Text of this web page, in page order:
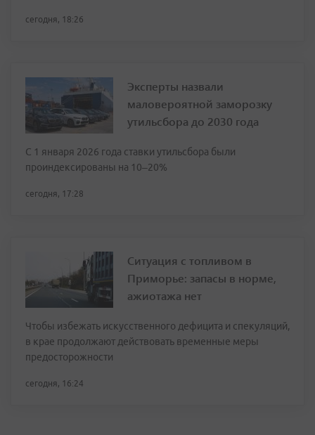
сегодня, 18:26
Эксперты назвали
маловероятной заморозку
утильсбора до 2030 года
С 1 января 2026 года ставки утильсбора были
проиндексированы на 10–20%
сегодня, 17:28
Ситуация с топливом в
Приморье: запасы в норме,
ажиотажа нет
Чтобы избежать искусственного дефицита и спекуляций,
в крае продолжают действовать временные меры
предосторожности
сегодня, 16:24